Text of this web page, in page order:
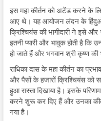
इस महा कीर्तन को अटेंड करने के
आए थे। यह आयोजन लंदन के हिंदुओं
क्रिश्चियंस की भागीदारी ने इसे
इतनी प्यारी और भावुक होती है कि
हो जाते हैं और भगवान श्री कृष्ण
राधिका दास के महा कीर्तन का
और पैसों के हजारों क्रिश्चियंस को
हुआ रास्ता दिखाया है। इसके
करने शुरू कर दिए हैं और उनका
गया है।